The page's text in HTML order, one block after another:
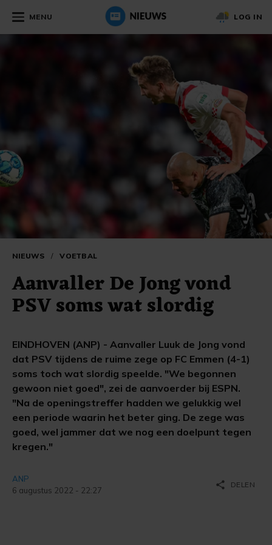
MENU LOG IN
NIEUWS / VOETBAL
Aanvaller De Jong vond
PSV soms wat slordig
EINDHOVEN (ANP) - Aanvaller Luuk de Jong vond
dat PSV tijdens de ruime zege op FC Emmen (4-1)
soms toch wat slordig speelde. "We begonnen
gewoon niet goed", zei de aanvoerder bij ESPN.
"Na de openingstreffer hadden we gelukkig wel
een periode waarin het beter ging. De zege was
goed, wel jammer dat we nog een doelpunt tegen
kregen."
ANP
6 augustus 2022 - 22:27
share DELEN